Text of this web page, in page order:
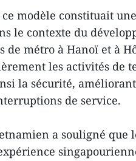
modèle constituait
le contexte du
de métro à Hanoï et à
les activités de
la sécurité,
de service.
a souligné